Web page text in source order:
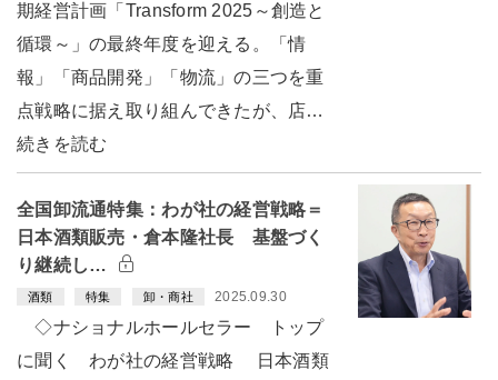
期経営計画「Transform 2025～創造と
循環～」の最終年度を迎える。「情
報」「商品開発」「物流」の三つを重
点戦略に据え取り組んできたが、店…
続きを読む
全国卸流通特集：わが社の経営戦略＝
日本酒類販売・倉本隆社長 基盤づく
り継続し…
酒類 特集 卸・商社 2025.09.30
◇ナショナルホールセラー トップ
に聞く わが社の経営戦略 日本酒類